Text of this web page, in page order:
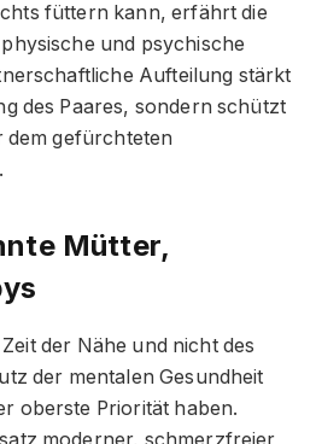
füttern kann, erfährt die
und psychische
Aufteilung stärkt
des Paares, sondern schützt
gefürchteten
Mütter,
der Nähe und nicht des
der mentalen Gesundheit
oberste Priorität haben.